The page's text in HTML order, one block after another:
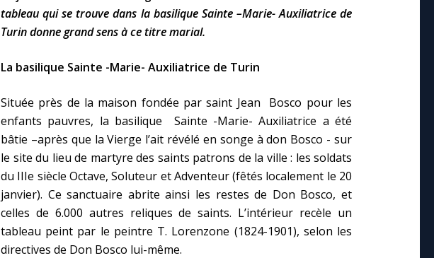
tableau qui se trouve dans la basilique Sainte –Marie- Auxiliatrice de
Turin donne grand sens à ce titre marial.
La basilique Sainte -Marie- Auxiliatrice de Turin
Située près de la maison fondée par saint Jean Bosco pour les
enfants pauvres, la basilique Sainte -Marie- Auxiliatrice a été
bâtie –après que la Vierge l’ait révélé en songe à don Bosco - sur
le site du lieu de martyre des saints patrons de la ville : les soldats
du IIIe siècle Octave, Soluteur et Adventeur (fêtés localement le 20
janvier). Ce sanctuaire abrite ainsi les restes de Don Bosco, et
celles de 6.000 autres reliques de saints. L’intérieur recèle un
tableau peint par le peintre T. Lorenzone (1824-1901), selon les
directives de Don Bosco lui-même.